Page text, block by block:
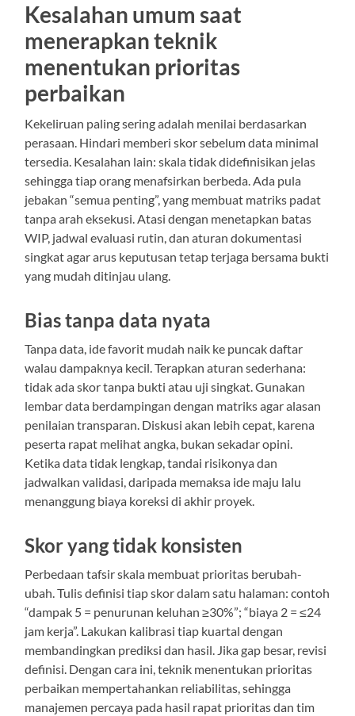
Kesalahan umum saat
menerapkan teknik
menentukan prioritas
perbaikan
Kekeliruan paling sering adalah menilai berdasarkan
perasaan. Hindari memberi skor sebelum data minimal
tersedia. Kesalahan lain: skala tidak didefinisikan jelas
sehingga tiap orang menafsirkan berbeda. Ada pula
jebakan “semua penting”, yang membuat matriks padat
tanpa arah eksekusi. Atasi dengan menetapkan batas
WIP, jadwal evaluasi rutin, dan aturan dokumentasi
singkat agar arus keputusan tetap terjaga bersama bukti
yang mudah ditinjau ulang.
Bias tanpa data nyata
Tanpa data, ide favorit mudah naik ke puncak daftar
walau dampaknya kecil. Terapkan aturan sederhana:
tidak ada skor tanpa bukti atau uji singkat. Gunakan
lembar data berdampingan dengan matriks agar alasan
penilaian transparan. Diskusi akan lebih cepat, karena
peserta rapat melihat angka, bukan sekadar opini.
Ketika data tidak lengkap, tandai risikonya dan
jadwalkan validasi, daripada memaksa ide maju lalu
menanggung biaya koreksi di akhir proyek.
Skor yang tidak konsisten
Perbedaan tafsir skala membuat prioritas berubah-
ubah. Tulis definisi tiap skor dalam satu halaman: contoh
“dampak 5 = penurunan keluhan ≥30%”; “biaya 2 = ≤24
jam kerja”. Lakukan kalibrasi tiap kuartal dengan
membandingkan prediksi dan hasil. Jika gap besar, revisi
definisi. Dengan cara ini, teknik menentukan prioritas
perbaikan mempertahankan reliabilitas, sehingga
manajemen percaya pada hasil rapat prioritas dan tim